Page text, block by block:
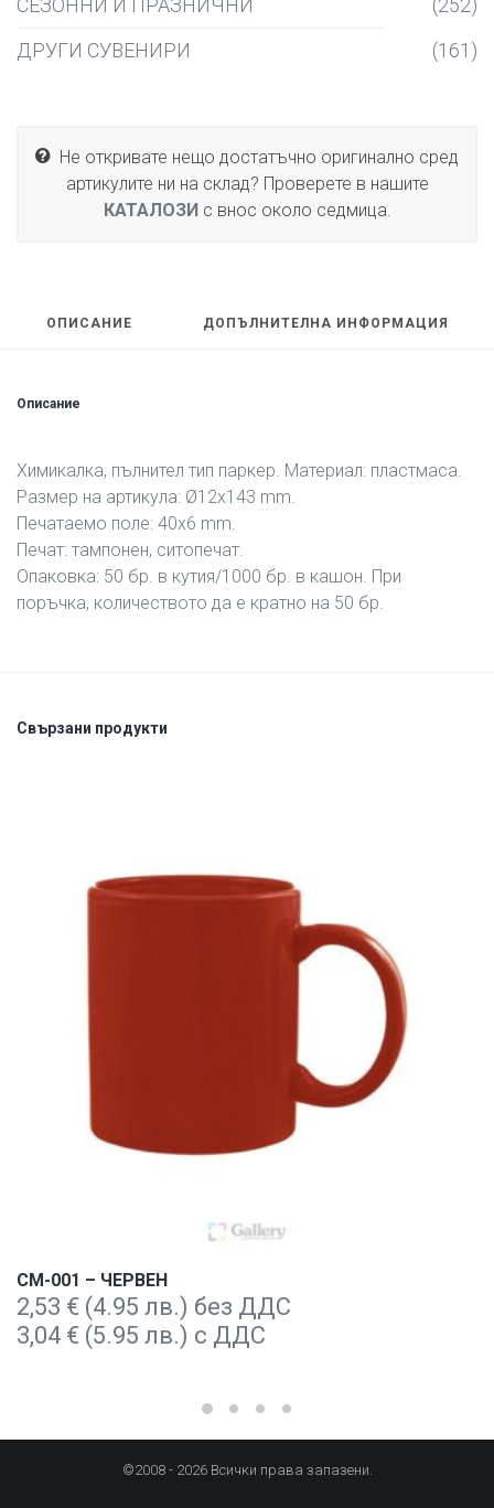
СЕЗОННИ И ПРАЗНИЧНИ
(252)
ДРУГИ СУВЕНИРИ
(161)
Не откривате нещо достатъчно оригинално сред
артикулите ни на склад? Проверете в нашите
КАТАЛОЗИс внос около седмица.
ОПИСАНИЕ ДОПЪЛНИТЕЛНА ИНФОРМАЦИЯ
Описание
Химикалка, пълнител тип паркер. Материал: пластмаса.
Размер на артикула: Ø12х143 mm.
Печатаемо поле: 40х6 mm.
Печат: тампонен, ситопечат.
Опаковка: 50 бр. в кутия/1000 бр. в кашон. При
поръчка, количеството да е кратно на 50 бр.
Свързани продукти
CM-001 – ЧЕРВЕН
2,53 € (4.95 лв.) без ДДС
3,04 € (5.95 лв.) с ДДС
©2008 - 2026 Всички права запазени.